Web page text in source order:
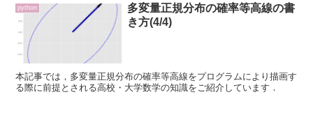
python
多変量正規分布の確率等高線の書
き方(4/4)
本記事では，多変量正規分布の確率等高線をプログラムにより描画す
る際に前提とされる高校・大学数学の知識をご紹介しています．